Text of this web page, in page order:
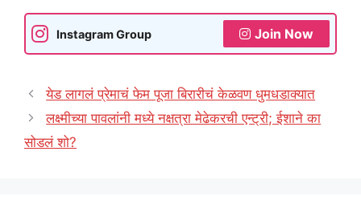
Instagram Group Join Now
येड लागलं प्रेमाचं फेम पूजा बिरारीचं केळवण धुमधडाक्यात
लक्ष्मीच्या पावलांनी मध्ये नक्षत्रा मेढेकरची एन्ट्री; ईशाने का
सोडलं शो?